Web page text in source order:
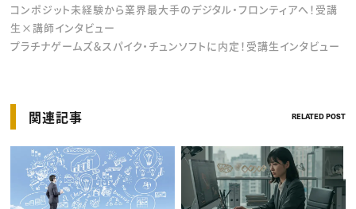
コンポジット未経験から業界最大手のデジタル・フロンティアへ！受講
生×講師インタビュー
プラチナゲームズ＆スパイク・チュンソフトに内定！受講生インタビュー
関連記事 RELATED POST